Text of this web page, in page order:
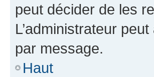
peut décider de les
L’administrateur
par message.
Haut